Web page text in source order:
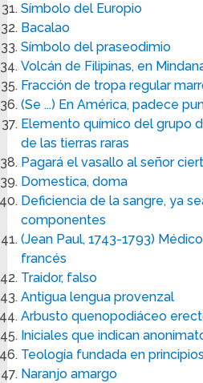
Símbolo del Europio
Bacalao
Símbolo del praseodimio
Volcán de Filipinas, en
Fracción de tropa regular
(Se ...) En América, padece
Elemento químico del grupo
de las tierras raras
Pagará el vasallo al señor
Domestica, doma
Deficiencia de la sangre, ya
componentes
(Jean Paul, 1743-1793)
francés
Traidor, falso
Antigua lengua provenzal
Arbusto quenopodiáceo
Iniciales que indican
Teología fundada en
Naranjo amargo